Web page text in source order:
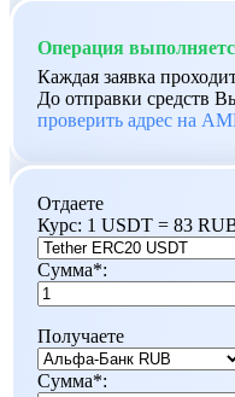
Операция
Каждая заявка
До отправки средств
проверить адрес на
Отдаете
Курс: 1 USDT = 83
Сумма*:
Получаете
Сумма*: